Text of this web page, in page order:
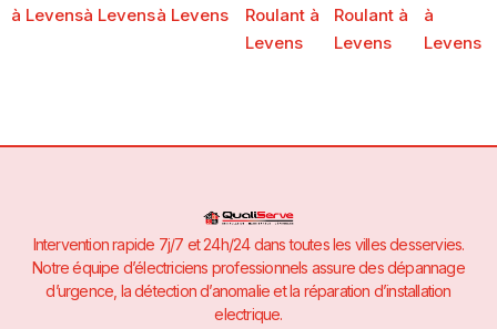
à Levensà Levensà Levens
Roulant à
Levens
Roulant à
Levens
à
Levens
Intervention rapide 7j/7 et 24h/24 dans toutes les villes desservies.
Notre équipe d’électriciens professionnels assure des dépannage
d’urgence, la détection d’anomalie et la réparation d’installation
electrique.